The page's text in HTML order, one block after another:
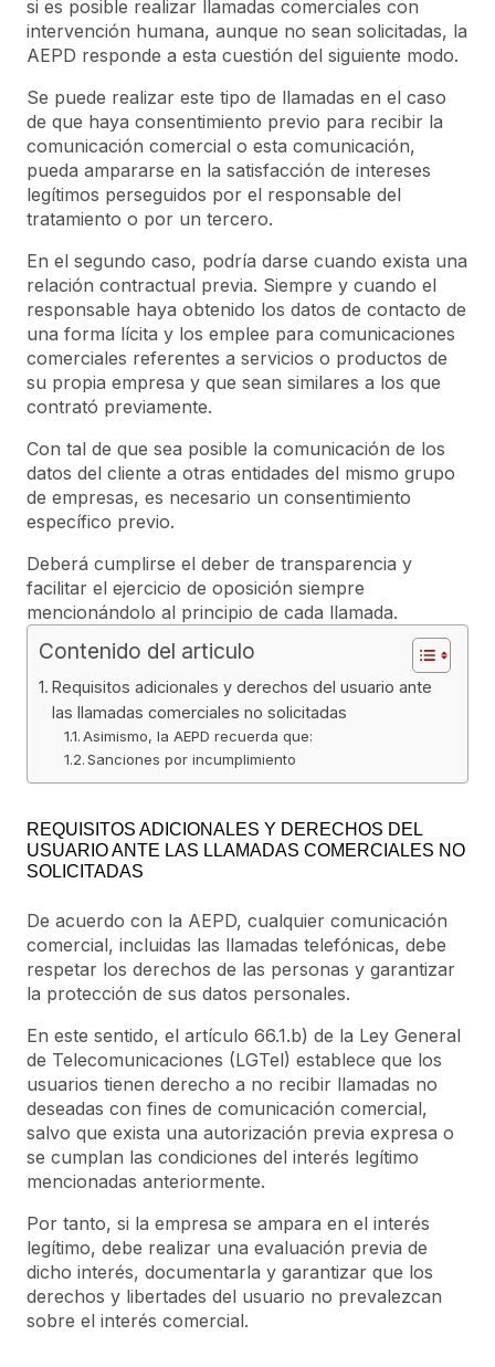
si es posible realizar llamadas comerciales con
intervención humana, aunque no sean solicitadas, la
AEPD responde a esta cuestión del siguiente modo.
Se puede realizar este tipo de llamadas en el caso
de que haya consentimiento previo para recibir la
comunicación comercial o esta comunicación,
pueda ampararse en la satisfacción de intereses
legítimos perseguidos por el responsable del
tratamiento o por un tercero.
En el segundo caso, podría darse cuando exista una
relación contractual previa. Siempre y cuando el
responsable haya obtenido los datos de contacto de
una forma lícita y los emplee para comunicaciones
comerciales referentes a servicios o productos de
su propia empresa y que sean similares a los que
contrató previamente.
Con tal de que sea posible la comunicación de los
datos del cliente a otras entidades del mismo grupo
de empresas, es necesario un consentimiento
específico previo.
Deberá cumplirse el deber de transparencia y
facilitar el ejercicio de oposición siempre
mencionándolo al principio de cada llamada.
Contenido del articulo
Requisitos adicionales y derechos del usuario ante
las llamadas comerciales no solicitadas
Asimismo, la AEPD recuerda que:
Sanciones por incumplimiento
REQUISITOS ADICIONALES Y DERECHOS DEL
USUARIO ANTE LAS LLAMADAS COMERCIALES NO
SOLICITADAS
De acuerdo con la AEPD, cualquier comunicación
comercial, incluidas las llamadas telefónicas, debe
respetar los derechos de las personas y garantizar
la protección de sus datos personales.
En este sentido, el artículo 66.1.b) de la Ley General
de Telecomunicaciones (LGTel) establece que los
usuarios tienen derecho a no recibir llamadas no
deseadas con fines de comunicación comercial,
salvo que exista una autorización previa expresa o
se cumplan las condiciones del interés legítimo
mencionadas anteriormente.
Por tanto, si la empresa se ampara en el interés
legítimo, debe realizar una evaluación previa de
dicho interés, documentarla y garantizar que los
derechos y libertades del usuario no prevalezcan
sobre el interés comercial.